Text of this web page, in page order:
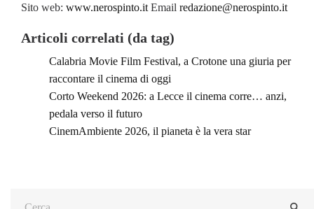
Sito web: www.nerospinto.it Email redazione@nerospinto.it
Articoli correlati (da tag)
Calabria Movie Film Festival, a Crotone una giuria per
raccontare il cinema di oggi
Corto Weekend 2026: a Lecce il cinema corre… anzi,
pedala verso il futuro
CinemAmbiente 2026, il pianeta è la vera star